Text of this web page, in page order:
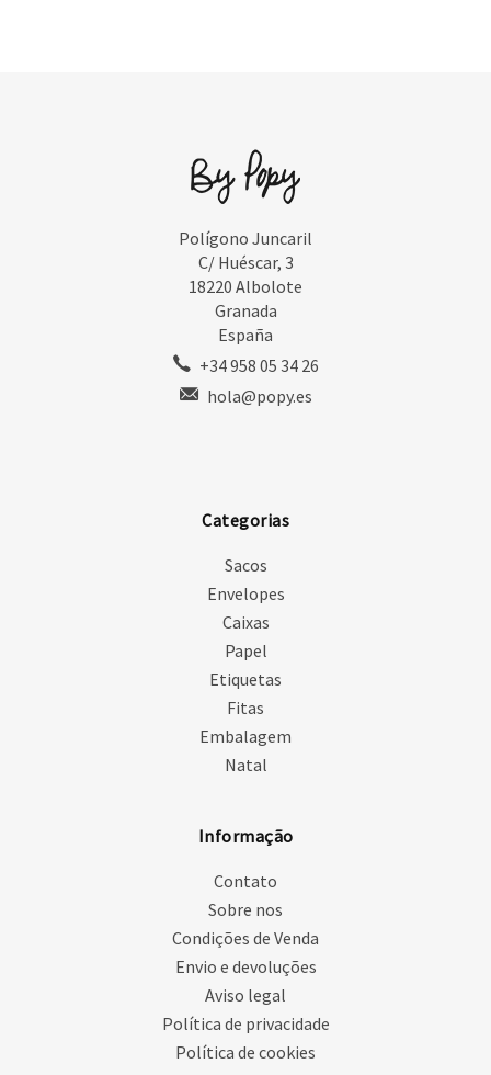
Polígono Juncaril
C/ Huéscar, 3
18220 Albolote
Granada
España
+34 958 05 34 26
hola@popy.es
Categorias
Sacos
Envelopes
Caixas
Papel
Etiquetas
Fitas
Embalagem
Natal
Informação
Contato
Sobre nos
Condições de Venda
Envio e devoluções
Aviso legal
Política de privacidade
Política de cookies